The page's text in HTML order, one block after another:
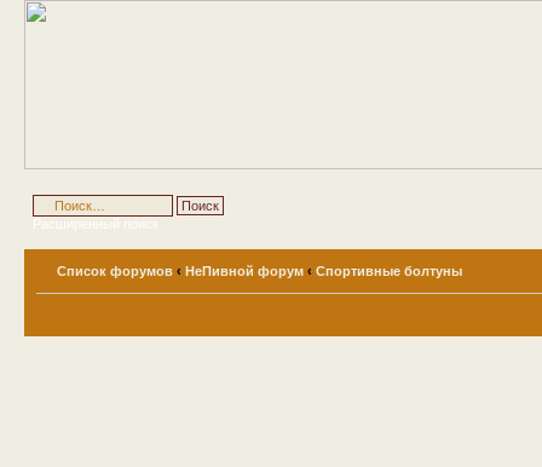
Расширенный поиск
Список форумов ‹ НеПивной форум ‹ Спортивные болтуны